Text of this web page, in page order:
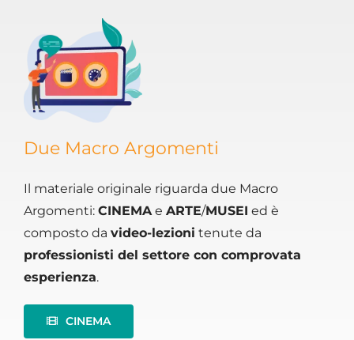
Due Macro Argomenti
Il materiale originale riguarda due Macro
Argomenti: CINEMAe ARTE/MUSEI ed è
composto da video-lezioni tenute da
professionisti del settore con comprovata
esperienza.
CINEMA